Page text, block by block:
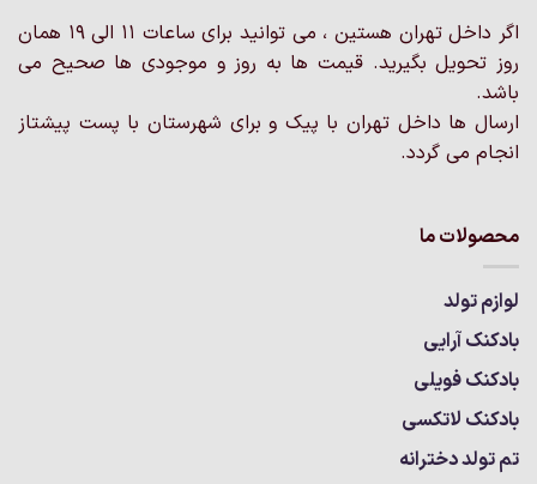
اگر داخل تهران هستین ، می توانید برای ساعات 11 الی 19 همان
روز تحویل بگیرید. قیمت ها به روز و موجودی ها صحیح می
باشد.
ارسال ها داخل تهران با پیک و برای شهرستان با پست پیشتاز
انجام می گردد.
محصولات ما
لوازم تولد
بادکنک آرایی
بادکنک فویلی
بادکنک لاتکسی
تم تولد دخترانه